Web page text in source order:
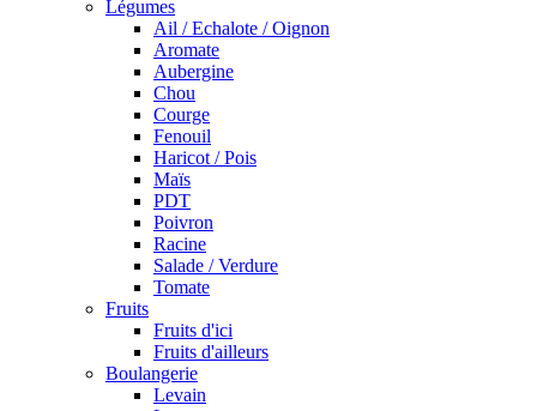
Légumes
Ail / Echalote / Oignon
Aromate
Aubergine
Chou
Courge
Fenouil
Haricot / Pois
Maïs
PDT
Poivron
Racine
Salade / Verdure
Tomate
Fruits
Fruits d'ici
Fruits d'ailleurs
Boulangerie
Levain